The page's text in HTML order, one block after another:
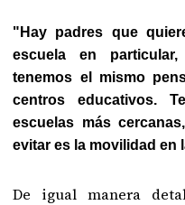
"Hay padres que
escuela en
tenemos el mismo
centros educativos.
escuelas más
evitar es la movilidad
De igual manera